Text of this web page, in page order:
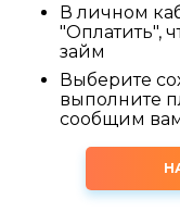
В личном
"Оплатить",
займ
Выберите
выполните
сообщим